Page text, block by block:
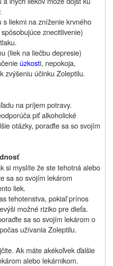
liekmi na zníženie krvného
znecitlivenie)
(liek na liečbu depresie)
úzkosti, nepokoja,
zvýšeniu účinku Zoleptilu.
na príjem potravy.
piť alkoholické
otázky, poraďte sa so svojím
si myslíte že ste tehotná alebo
sa so svojím lekárom
liek.
tehotenstva, pokiaľ prínos
možné riziko pre dieťa.
sa so svojím lekárom o
užívania Zoleptilu.
Ak máte akékoľvek ďalšie
alebo lekárnikom.